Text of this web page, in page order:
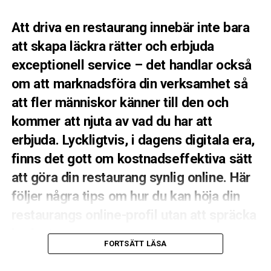
som smeker maten, inte hårda solkatter.
Lek med skuggorna
Försök att undvika att fota med ljuset rakt i ryggen (så
kallat frontljus), då det gör bilden platt. Låt istället
ljuset komma från sidan eller snett bakifrån (motljus).
Sidoljus skapar vackra skuggor som lyfter fram texturen
i brödet, glansen i såsen och krispigheten i grönsakerna.
Varning för blixten
Använd aldrig, under några omständigheter, mobilens
inbyggda blixt. Den skapar ett hårt, kallt ljus rakt på
snabbmatskedja på 90-talet.
Att driva en restaurang innebär inte bara
att skapa läckra rätter och erbjuda
exceptionell service – det handlar också
om att marknadsföra din verksamhet så
att fler människor känner till den och
kommer att njuta av vad du har att
erbjuda. Lyckligtvis, i dagens digitala era,
finns det gott om kostnadseffektiva sätt
att göra din restaurang synlig online. Här
följer några tips om hur du kan höja din
budgeten.
## 1. Skapa en attraktiv hemsida
FORTSÄTT LÄSA